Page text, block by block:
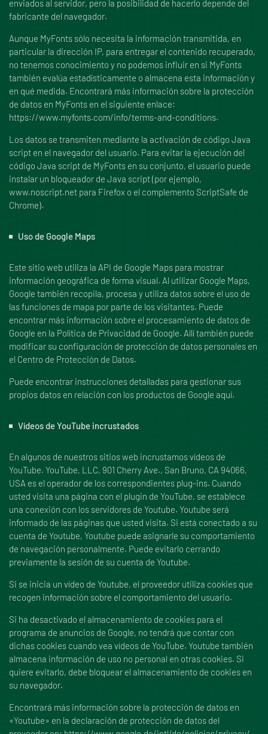
enviados al servidor, pero la posibilidad de hacerlo depende del
fabricante del navegador.
Aunque MyFonts sólo necesita la información transmitida, en
particular la dirección IP, para entregar el contenido recuperado,
no tenemos conocimiento y no podemos influir en si MyFonts
también evalúa estadísticamente o almacena esta información y
en qué medida. Encontrará más información sobre la protección
de datos en MyFonts en el siguiente enlace:
https://www.myfonts.com/info/terms-and-conditions.
Los datos se transmiten mediante la activación de código Java
script en el navegador del usuario. Para evitar la ejecución del
código Java script de MyFonts en su conjunto, el usuario puede
instalar un bloqueador de Java script (por ejemplo,
www.noscript.net para Firefox o el complemento ScriptSafe de
Chrome).
Uso de Google Maps
Este sitio web utiliza la API de Google Maps para mostrar
información geográfica de forma visual. Al utilizar Google Maps,
Google también recopila, procesa y utiliza datos sobre el uso de
las funciones de mapa por parte de los visitantes. Puede
encontrar más información sobre el procesamiento de datos de
Google en la Política de Privacidad de Google. Allí también puede
modificar su configuración de protección de datos personales en
el Centro de Protección de Datos.
Puede encontrar instrucciones detalladas para gestionar sus
propios datos en relación con los productos de Google aquí.
Vídeos de YouTube incrustados
En algunos de nuestros sitios web incrustamos vídeos de
YouTube. YouTube, LLC, 901 Cherry Ave., San Bruno, CA 94066,
USA es el operador de los correspondientes plug-ins. Cuando
usted visita una página con el plugin de YouTube, se establece
una conexión con los servidores de Youtube. Youtube será
informado de las páginas que usted visita. Si está conectado a su
cuenta de Youtube, Youtube puede asignarle su comportamiento
de navegación personalmente. Puede evitarlo cerrando
previamente la sesión de su cuenta de Youtube.
Si se inicia un vídeo de Youtube, el proveedor utiliza cookies que
recogen información sobre el comportamiento del usuario.
Si ha desactivado el almacenamiento de cookies para el
programa de anuncios de Google, no tendrá que contar con
dichas cookies cuando vea vídeos de YouTube. Youtube también
almacena información de uso no personal en otras cookies. Si
quiere evitarlo, debe bloquear el almacenamiento de cookies en
su navegador.
Encontrará más información sobre la protección de datos en
«Youtube» en la declaración de protección de datos del